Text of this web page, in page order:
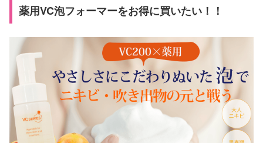
薬用VC泡フォーマーをお得に買いたい！！